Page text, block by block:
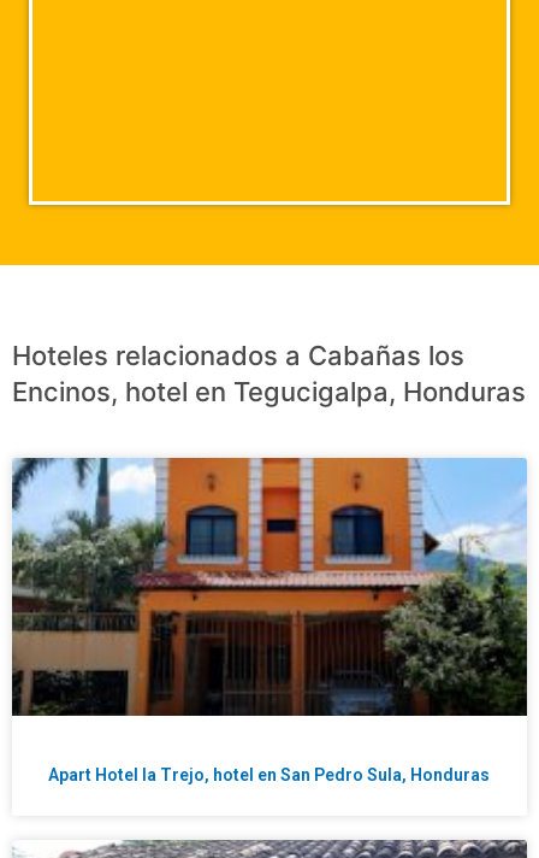
Hoteles relacionados a Cabañas los
Encinos, hotel en Tegucigalpa, Honduras
Apart Hotel la Trejo, hotel en San Pedro Sula, Honduras